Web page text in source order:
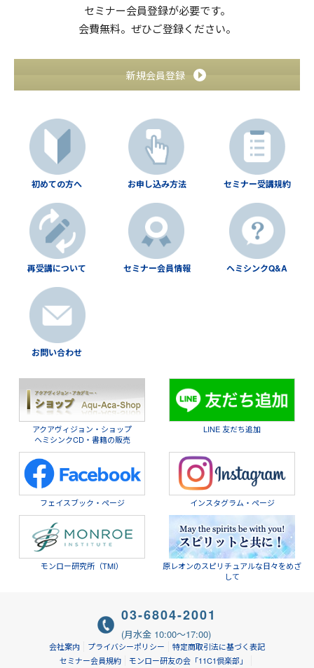
セミナー会員登録が必要です。
会費無料。ぜひご登録ください。
新規会員登録
初めての方へ お申し込み方法 セミナー受講規約
再受講について セミナー会員情報 ヘミシンクQ&A
お問い合わせ
アクアヴィジョン・ショップ
ヘミシンクCD・書籍の販売
LINE 友だち追加
フェイスブック・ページ インスタグラム・ページ
モンロー研究所（TMI）
原レオンのスピリチュアルな日々をめざ
して
会社案内 プライバシーポリシー
特定商取引法に基づく表記
セミナー会員規約
モンロー研友の会「11C1倶楽部」
03-6804-2001
(月水金 10:00～17:00)